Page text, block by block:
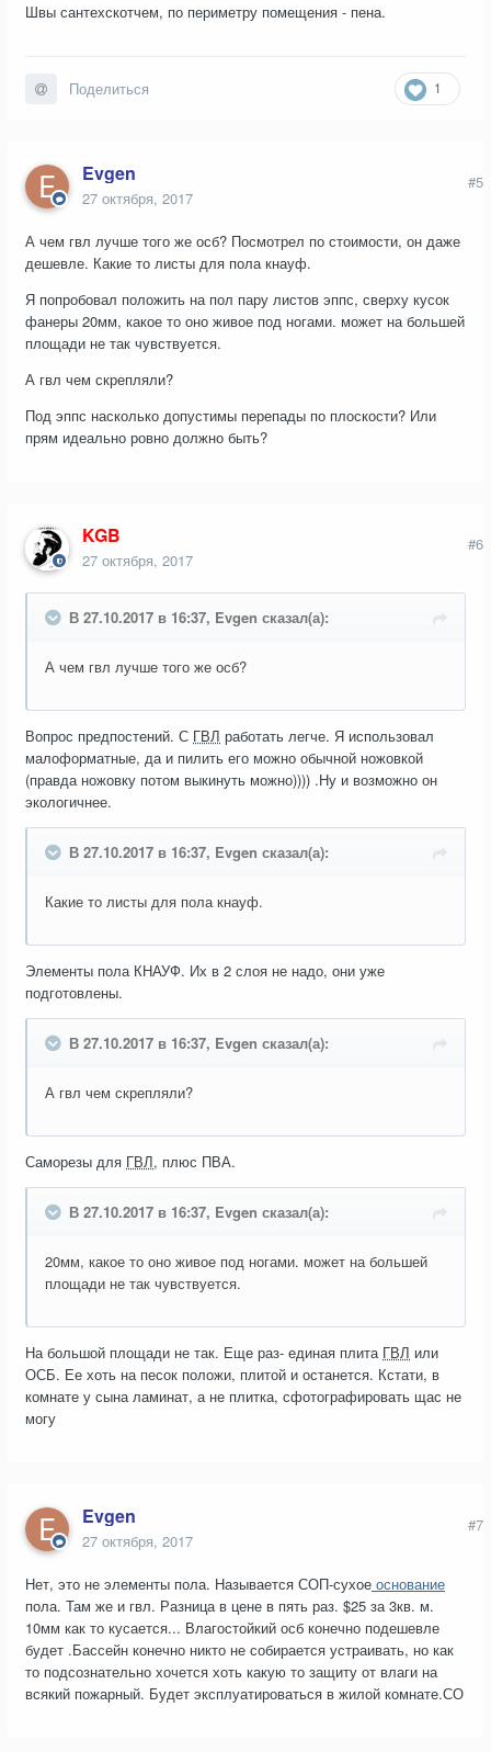
Швы сантехскотчем, по периметру помещения - пена.
1
Поделиться
Evgen
27 октября, 2017
#5
А чем гвл лучше того же осб? Посмотрел по стоимости, он даже
дешевле. Какие то листы для пола кнауф.
Я попробовал положить на пол пару листов эппс, сверху кусок
фанеры 20мм, какое то оно живое под ногами. может на большей
площади не так чувствуется.
А гвл чем скрепляли?
Под эппс насколько допустимы перепады по плоскости? Или
прям идеально ровно должно быть?
KGB
27 октября, 2017
#6
В 27.10.2017 в 16:37, Evgen сказал(а):
А чем гвл лучше того же осб?
Вопрос предпостений. С ГВЛ работать легче. Я использовал
малоформатные, да и пилить его можно обычной ножовкой
(правда ножовку потом выкинуть можно)))) .Ну и возможно он
экологичнее.
В 27.10.2017 в 16:37, Evgen сказал(а):
Какие то листы для пола кнауф.
Элементы пола КНАУФ. Их в 2 слоя не надо, они уже
подготовлены.
В 27.10.2017 в 16:37, Evgen сказал(а):
А гвл чем скрепляли?
Саморезы для ГВЛ, плюс ПВА.
В 27.10.2017 в 16:37, Evgen сказал(а):
20мм, какое то оно живое под ногами. может на большей
площади не так чувствуется.
На большой площади не так. Еще раз- единая плита ГВЛ или
ОСБ. Ее хоть на песок положи, плитой и останется. Кстати, в
комнате у сына ламинат, а не плитка, сфотографировать щас не
могу
Evgen
27 октября, 2017
#7
Нет, это не элементы пола. Называется СОП-сухое основание
пола. Там же и гвл. Разница в цене в пять раз. $25 за 3кв. м.
10мм как то кусается... Влагостойкий осб конечно подешевле
будет .Бассейн конечно никто не собирается устраивать, но как
то подсознательно хочется хоть какую то защиту от влаги на
всякий пожарный. Будет эксплуатироваться в жилой комнате.СО